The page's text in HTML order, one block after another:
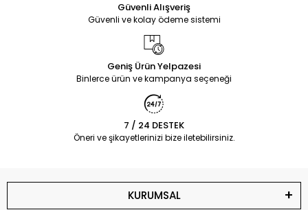
Güvenli Alışveriş
Güvenli ve kolay ödeme sistemi
Geniş Ürün Yelpazesi
Binlerce ürün ve kampanya seçeneği
7 / 24 DESTEK
Öneri ve şikayetlerinizi bize iletebilirsiniz.
KURUMSAL